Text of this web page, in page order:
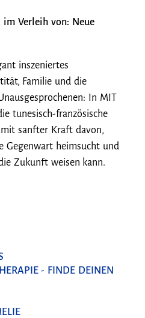
im Verleih von: Neue
inszeniertes
Familie und die
In MIT
tunesisch-französische
mit sanfter Kraft davon,
Gegenwart heimsucht und
Zukunft weisen kann.
- FINDE DEINEN